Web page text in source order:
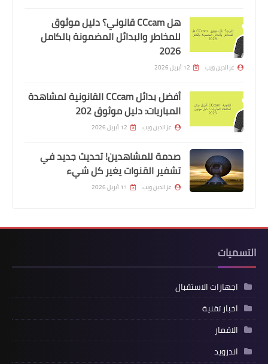
هل CCcam قانوني؟ دليل موثوق
للمخاطر والبدائل المضمونة بالكامل
2026
عزالدين ويب 12 أبريل 2026
أفضل بدائل CCcam القانونية لمشاهدة
المباريات: دليل موثوق 202
عزالدين ويب 12 أبريل 2026
صدمة للمشاهدين! تحديث جديد في
تشفير القنوات يغير كل شيء
عزالدين ويب 11 أبريل 2026
التسميات
اجهازات الاستقبال
اخبار تقنية
الاقمار
اندرويد